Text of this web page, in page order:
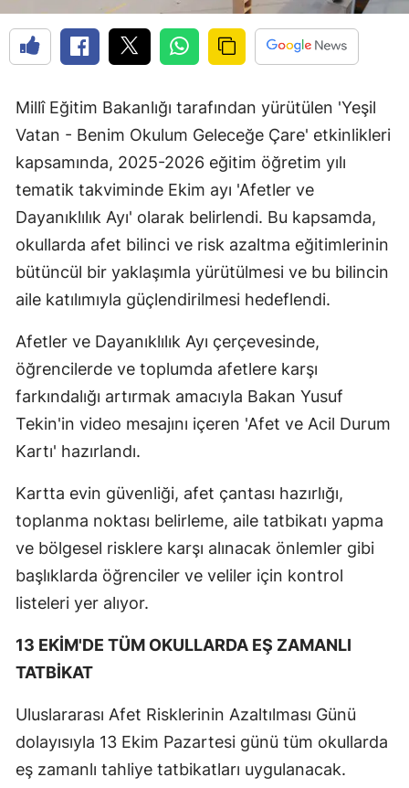
Millî Eğitim Bakanlığı tarafından yürütülen 'Yeşil
Vatan - Benim Okulum Geleceğe Çare' etkinlikleri
kapsamında, 2025-2026 eğitim öğretim yılı
tematik takviminde Ekim ayı 'Afetler ve
Dayanıklılık Ayı' olarak belirlendi. Bu kapsamda,
okullarda afet bilinci ve risk azaltma eğitimlerinin
bütüncül bir yaklaşımla yürütülmesi ve bu bilincin
aile katılımıyla güçlendirilmesi hedeflendi.
Afetler ve Dayanıklılık Ayı çerçevesinde,
öğrencilerde ve toplumda afetlere karşı
farkındalığı artırmak amacıyla Bakan Yusuf
Tekin'in video mesajını içeren 'Afet ve Acil Durum
Kartı' hazırlandı.
Kartta evin güvenliği, afet çantası hazırlığı,
toplanma noktası belirleme, aile tatbikatı yapma
ve bölgesel risklere karşı alınacak önlemler gibi
başlıklarda öğrenciler ve veliler için kontrol
listeleri yer alıyor.
13 EKİM'DE TÜM OKULLARDA EŞ ZAMANLI
TATBİKAT
Uluslararası Afet Risklerinin Azaltılması Günü
dolayısıyla 13 Ekim Pazartesi günü tüm okullarda
eş zamanlı tahliye tatbikatları uygulanacak.